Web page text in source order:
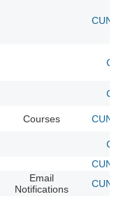
Courses
Email
Notifications